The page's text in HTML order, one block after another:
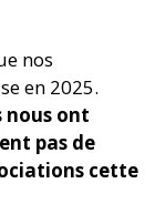
nos
en 2025.
nous ont
pas de
cette